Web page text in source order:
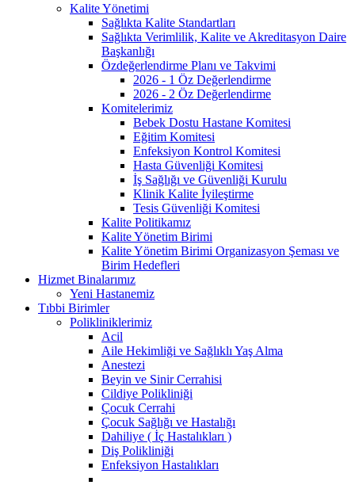
Kalite Yönetimi
Sağlıkta Kalite Standartları
Sağlıkta Verimlilik, Kalite ve Akreditasyon Daire
Başkanlığı
Özdeğerlendirme Planı ve Takvimi
2026 - 1 Öz Değerlendirme
2026 - 2 Öz Değerlendirme
Komitelerimiz
Bebek Dostu Hastane Komitesi
Eğitim Komitesi
Enfeksiyon Kontrol Komitesi
Hasta Güvenliği Komitesi
İş Sağlığı ve Güvenliği Kurulu
Klinik Kalite İyileştirme
Tesis Güvenliği Komitesi
Kalite Politikamız
Kalite Yönetim Birimi
Kalite Yönetim Birimi Organizasyon Şeması ve
Birim Hedefleri
Hizmet Binalarımız
Yeni Hastanemiz
Tıbbi Birimler
Polikliniklerimiz
Acil
Aile Hekimliği ve Sağlıklı Yaş Alma
Anestezi
Beyin ve Sinir Cerrahisi
Cildiye Polikliniği
Çocuk Cerrahi
Çocuk Sağlığı ve Hastalığı
Dahiliye ( İç Hastalıkları )
Diş Polikliniği
Enfeksiyon Hastalıkları